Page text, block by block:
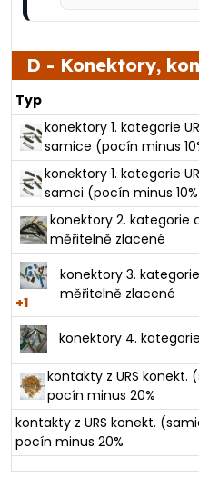
D - Konektory,
Typ
konektory 1. kategorie
samice (pocín minus
konektory 1. kategorie
samci (pocín minus
konektory 2. kategorie
měřitelně zlacené
+1
konektory 3.
měřitelně zlacené
konektory 4.
kontakty z URS
pocín minus 20%
kontakty z URS konekt.
pocín minus 20%